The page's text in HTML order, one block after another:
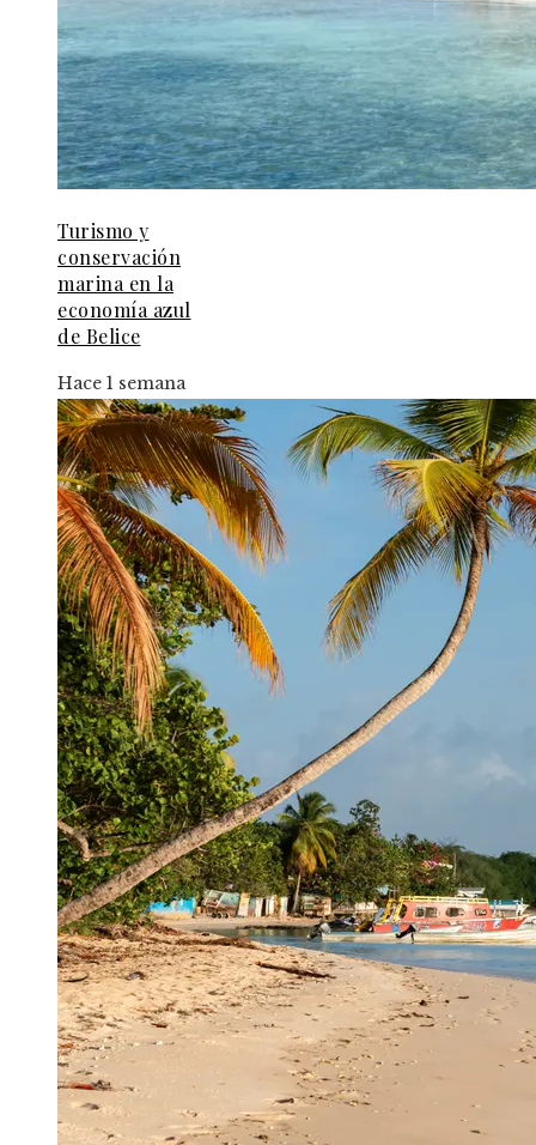
Turismo y
conservación
marina en la
economía azul
de Belice
Hace 1 semana